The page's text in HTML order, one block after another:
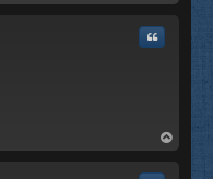
rri
ba
Citar
rri
ba